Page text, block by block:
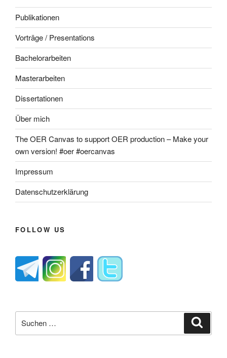
Publikationen
Vorträge / Presentations
Bachelorarbeiten
Masterarbeiten
Dissertationen
Über mich
The OER Canvas to support OER production – Make your
own version! #oer #oercanvas
Impressum
Datenschutzerklärung
FOLLOW US
nach: